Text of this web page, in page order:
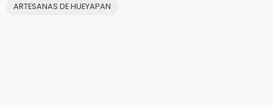
ARTESANAS DE HUEYAPAN